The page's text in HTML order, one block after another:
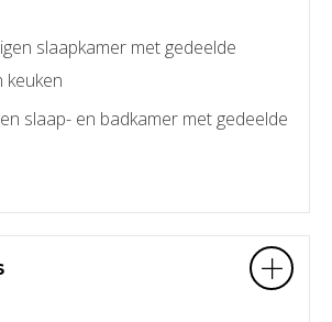
slaapkamer met gedeelde
keuken
slaap- en badkamer met gedeelde